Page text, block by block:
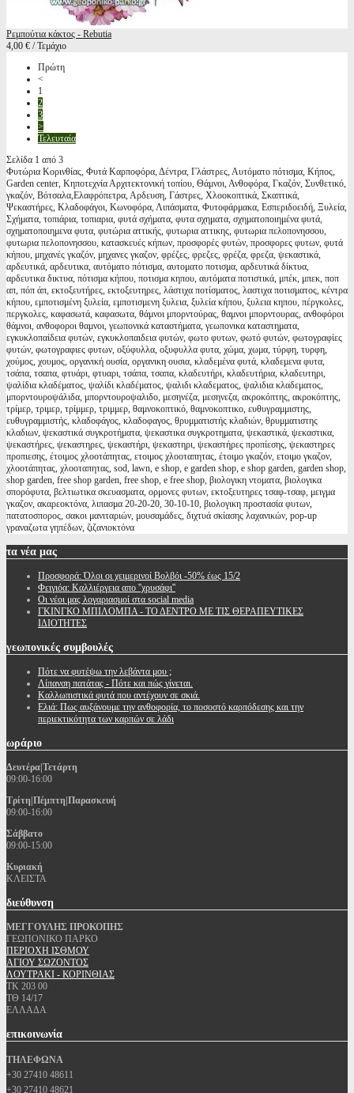
Ρεμπούτια κάκτος - Rebutia
4,00 € / Τεμάχιο
Πρώτη
<
1
2
3
>
Τελευταία
Σελίδα 1 από 3
Φυτώρια Κορινθίας, Φυτά Καρποφόρα, Δέντρα, Γλάστρες, Αυτόματο πότισμα, Κήπος,
Garden center, Κηποτεχνία Αρχιτεκτονική τοπίου, Θάμνοι, Ανθοφόρα, Γκαζόν, Συνθετικό,
γκαζόν, Βότσαλα,Ελαφρόπετρα, Αρδευση, Γάστρες, Χλοοκοπτικά, Σκαπτικά,
Ψεκαστήρες, Κλαδοφάγοι, Κωνοφόρα, Λιπάσματα, Φυτοφάρμακα, Εσπεριδοειδή, Ξυλεία,
Σχήματα, τοπιάρια, τοπιαρια, φυτά σχήματα, φυτα σχηματα, σχηματοποιημένα φυτά,
σχηματοποιημενα φυτα, φυτώρια αττικής, φυτωρια αττικης, φυτωρια πελοπονησσου,
φυτωρια πελοπονησσου, κατασκευές κήπων, προσφορές φυτών, προσφορες φυτων, φυτά
κήπου, μηχανές γκαζόν, μηχανες γκαζον, φρέζες, φρεζες, φρέζα, φρεζα, ψεκαστικά,
αρδευτικά, αρδευτικα, αυτόματο πότισμα, αυτοματο ποτισμα, αρδευτικά δίκτυα,
αρδευτικα δικτυα, πότισμα κήπου, ποτισμα κηπου, αυτόματα ποτιστικά, μπέκ, μπεκ, ποπ
απ, πόπ άπ, εκτοξευτήρες, εκτοξευτηρες, λάστιχα ποτίσματος, λαστιχα ποτισματος, κέντρα
κήπου, εμποτισμένη ξυλεία, εμποτισμενη ξυλεια, ξυλεία κήπου, ξυλεια κηπου, πέργκολες,
περγκολες, καφασωτά, καφασωτα, θάμνοι μπορντούρας, θαμνοι μπορντουρας, ανθοφόροι
θάμνοι, ανθοφοροι θαμνοι, γεωπονικά καταστήματα, γεωπονικα καταστηματα,
εγκυκλοπαίδεια φυτών, εγκυκλοπαιδεια φυτών, φωτο φυτων, φωτό φυτών, φωτογραφίες
φυτών, φωτογραφιες φυτων, οξύφυλλα, οξυφυλλα φυτα, χώμα, χωμα, τύρφη, τυρφη,
χούμος, χουμος, οργανική ουσία, οργανικη ουσια, κλαδεμένα φυτά, κλαδεμενα φυτα,
τσάπα, τσαπα, φτυάρι, φτυαρι, τσάπα, τσαπα, κλαδευτήρι, κλαδευτήρια, κλαδευτηρι,
ψαλίδια κλαδέματος, ψαλίδι κλαδέματος, ψαλιδι κλαδεματος, ψαλιδια κλαδεματος,
μπορντουροψάλιδα, μπορντουροψαλιδο, μεσηνέζα, μεσηνεζα, ακροκόπτης, ακροκόπτης,
τρίμερ, τριμερ, τρίμμερ, τριμμερ, θαμνοκοπτικό, θαμνοκοπτικο, ευθυγραμμιστης,
ευθυγραμμιστής, κλαδοφάγος, κλαδοφαγος, θρυμματιστής κλαδιών, θρυμματιστης
κλαδιων, ψεκαστικά συγκροτήματα, ψεκαστικα συγκροτηματα, ψεκαστικά, ψεκαστικα,
ψεκαστήρες, ψεκαστηρες, ψεκαστήρι, ψεκαστηρι, ψεκαστήρες προπίεσης, ψεκαστηρες
προπιεσης, έτοιμος χλοοτάπητας, ετοιμος χλοοταπητας, έτοιμο γκαζόν, ετοιμο γκαζον,
χλοοτάπητας, χλοοταπητας, sod, lawn, e shop, e garden shop, e shop garden, garden shop,
shop garden, free shop garden, free shop, e free shop, βιολογικη ντοματα, βιολογικα
σπορόφυτα, βελτιωτικα σκευασματα, ορμονες φυτων, εκτοξευτηρες τσαφ-τσαφ, μειγμα
γκαζον, ακαρεοκτόνα, λιπασμα 20-20-20, 30-10-10, βιολογικη προστασία φυτων,
πατατοσπορος, σακοι μανιταριών, μουσαμάδες, διχτυά σκίασης λαχανικών, pop-up
γραναζωτα γηπέδων, ζιζανιοκτόνα
τα νέα μας
Προσφορά: Όλοι οι χειμερινοί Βολβόι -50% έως 15/2
Φειγιόα: Καλλιέργεια απο ''χρυσάφι''
Oι νέοι μας λογαριασμοί στα social media
ΓΚΙΝΓΚΟ ΜΠΙΛΟΜΠΑ - ΤΟ ΔΕΝΤΡΟ ΜΕ ΤΙΣ ΘΕΡΑΠΕΥΤΙΚΕΣ
ΙΔΙΟΤΗΤΕΣ
γεωπονικές συμβουλές
Πότε να φυτέψω την λεβάντα μου ;
Λίπανση πατάτας - Πότε και πώς γίνεται.
Καλλωπιστικά φυτά που αντέχουν σε σκιά.
Ελιά: Πως αυξάνουμε την ανθοφορία, το ποσοστό καρπόδεσης και την
περιεκτικότητα των καρπών σε λάδι
ωράριο
Δευτέρα|Τετάρτη
09:00-16:00
Τρίτη|Πέμπτη|Παρασκευή
09:00-16:00
Σάββατο
09:00-15:00
Κυριακή
ΚΛΕΙΣΤΑ
διεύθυνση
ΜΕΓΓΟΥΛΗΣ ΠΡΟΚΟΠΗΣ
ΓΕΩΠΟΝΙΚΟ ΠΑΡΚΟ
ΠΕΡΙΟΧΗ ΙΣΘΜΟΥ
ΑΓΙΟΥ ΣΩΖΟΝΤΟΣ
ΛΟΥΤΡΑΚΙ - ΚΟΡΙΝΘΙΑΣ
ΤΚ 203 00
ΤΘ 14/17
ΕΛΛΑΔΑ
επικοινωνία
ΤΗΛΕΦΩΝΑ
+30 27410 48611
+30 27410 48621